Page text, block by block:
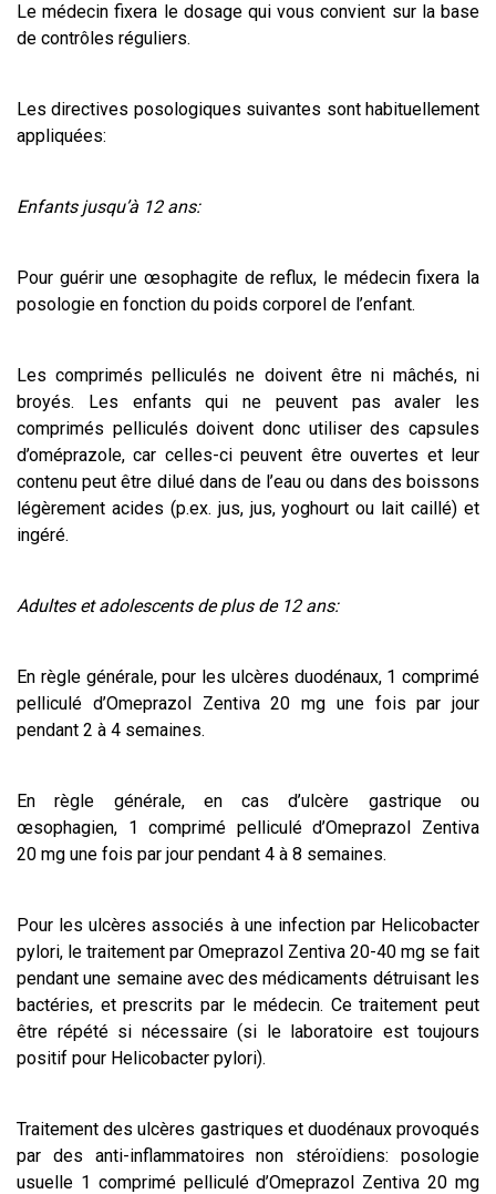
Le médecin fixera le dosage qui vous convient sur la base
de contrôles réguliers.
Les directives posologiques suivantes sont habituellement
appliquées:
Enfants jusqu’à 12 ans:
Pour guérir une œsophagite de reflux, le médecin fixera la
posologie en fonction du poids corporel de l’enfant.
Les comprimés pelliculés ne doivent être ni mâchés, ni
broyés. Les enfants qui ne peuvent pas avaler les
comprimés pelliculés doivent donc utiliser des capsules
d’oméprazole, car celles-ci peuvent être ouvertes et leur
contenu peut être dilué dans de l’eau ou dans des boissons
légèrement acides (p.ex. jus, jus, yoghourt ou lait caillé) et
ingéré.
Adultes et adolescents de plus de 12 ans:
En règle générale, pour les ulcères duodénaux, 1 comprimé
pelliculé d’Omeprazol Zentiva 20 mg une fois par jour
pendant 2 à 4 semaines.
En règle générale, en cas d’ulcère gastrique ou
œsophagien, 1 comprimé pelliculé d’Omeprazol Zentiva
20 mg une fois par jour pendant 4 à 8 semaines.
Pour les ulcères associés à une infection par Helicobacter
pylori, le traitement par Omeprazol Zentiva 20-40 mg se fait
pendant une semaine avec des médicaments détruisant les
bactéries, et prescrits par le médecin. Ce traitement peut
être répété si nécessaire (si le laboratoire est toujours
positif pour Helicobacter pylori).
Traitement des ulcères gastriques et duodénaux provoqués
par des anti-inflammatoires non stéroïdiens: posologie
usuelle 1 comprimé pelliculé d’Omeprazol Zentiva 20 mg